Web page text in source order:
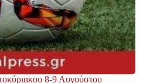
8-9 Αυγούστου